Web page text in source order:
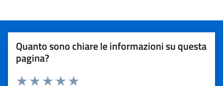
Quanto sono chiare le informazioni su questa
pagina?